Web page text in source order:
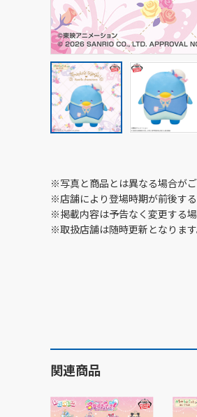
※写真と商品とは異なる場合がご
※店舗により登場時期が前後する
※掲載内容は予告なく変更する場
※取扱店舗は随時更新となります
関連商品